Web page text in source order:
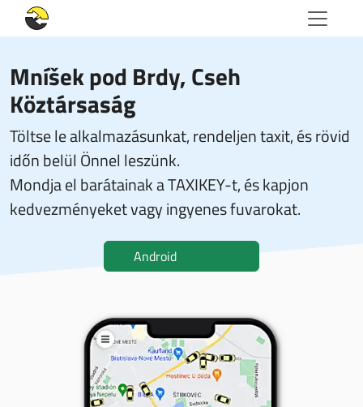
Mníšek pod Brdy, Cseh
Köztársaság
Töltse le alkalmazásunkat, rendeljen taxit, és rövid
időn belül Önnel leszünk.
Mondja el barátainak a TAXIKEY-t, és kapjon
kedvezményeket vagy ingyenes fuvarokat.
Android